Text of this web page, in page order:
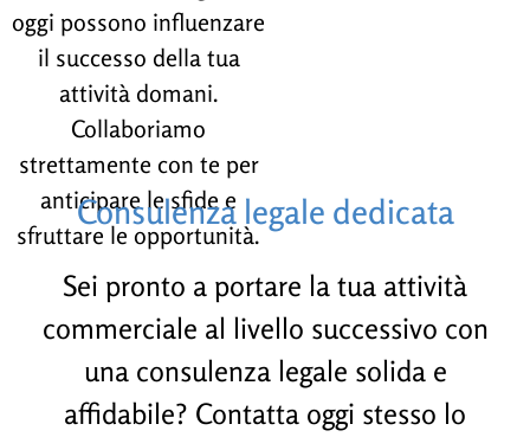
oggi possono influenzare
il successo della tua
attività domani.
Collaboriamo
strettamente con te per
anticipare le sfide e
sfruttare le opportunità.
Consulenza legale dedicata
Sei pronto a portare la tua attività
commerciale al livello successivo con
una consulenza legale solida e
affidabile? Contatta oggi stesso lo